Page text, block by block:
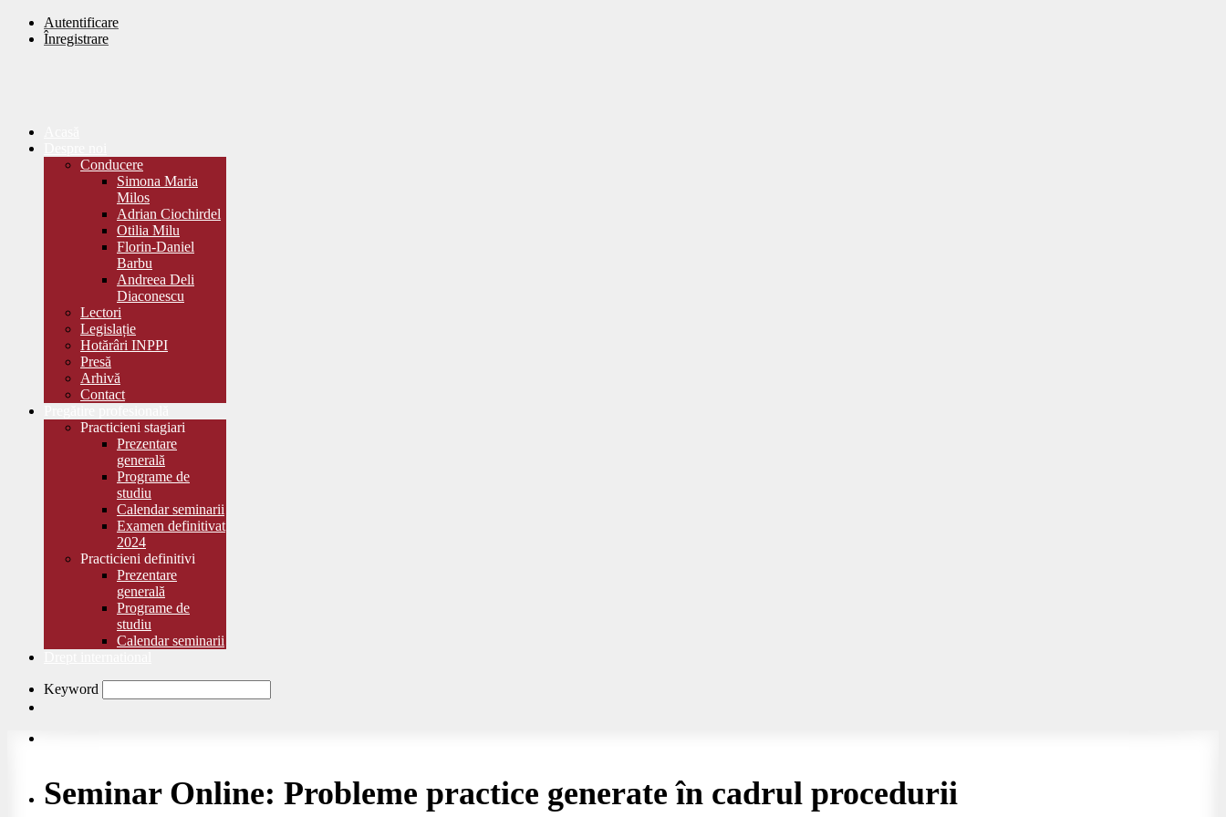
Autentificare
Înregistrare
Conducere
Simona Maria
Milos
Adrian Ciochirdel
Otilia Milu
Florin-Daniel
Barbu
Andreea Deli
Diaconescu
Lectori
Legislație
Hotărâri INPPI
Presă
Arhivă
Contact
Practicieni stagiari
Prezentare
generală
Programe de
studiu
Calendar seminarii
Examen definitivat
2024
Practicieni definitivi
Prezentare
generală
Programe de
studiu
Calendar seminarii
Keyword
Seminar Online: Probleme practice generate în cadrul procedurii